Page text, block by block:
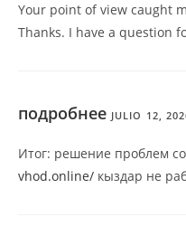
Your point of view caught
Thanks. I have a question
подробнее JULIO 12,
Итог: решение проблем
vhod.online/ кыздар не